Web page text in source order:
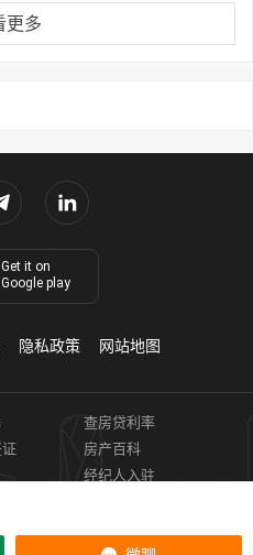
更多
Get it on
Google play
隐私政策
网站地图
查房贷利率
房产百科
经纪人入驻
APP
CO., LTD.房地产证编号: E-